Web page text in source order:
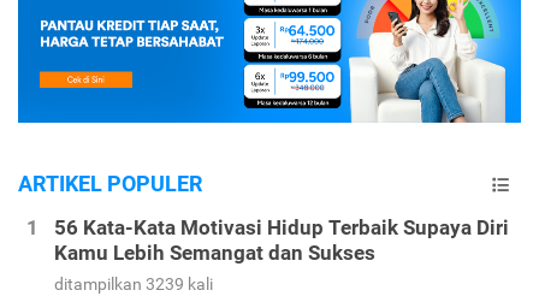
ARTIKEL POPULER
56 Kata-Kata Motivasi Hidup Terbaik Supaya Diri
Kamu Lebih Semangat dan Sukses
ditampilkan 3239 kali